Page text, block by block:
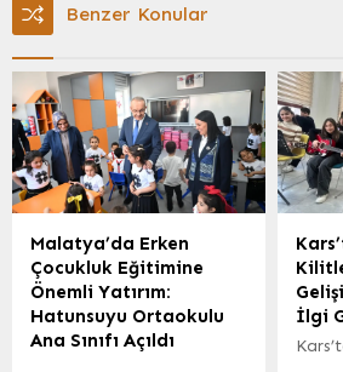
Benzer Konular
Malatya’da Erken
Çocukluk Eğitimine
Önemli Yatırım:
Hatunsuyu Ortaokulu
Ana Sınıfı Açıldı
İlgi